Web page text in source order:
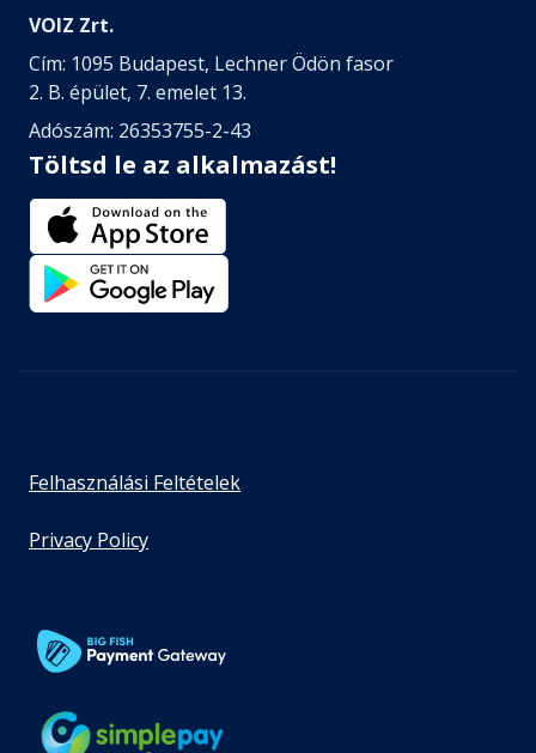
VOIZ Zrt.
Cím: 1095 Budapest, Lechner Ödön fasor
2. B. épület, 7. emelet 13.
Adószám: 26353755-2-43
Töltsd le az alkalmazást!
Felhasználási Feltételek
Privacy Policy